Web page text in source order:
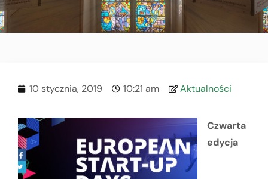
10 stycznia, 2019 10:21 am Aktualności
Czwarta
edycja